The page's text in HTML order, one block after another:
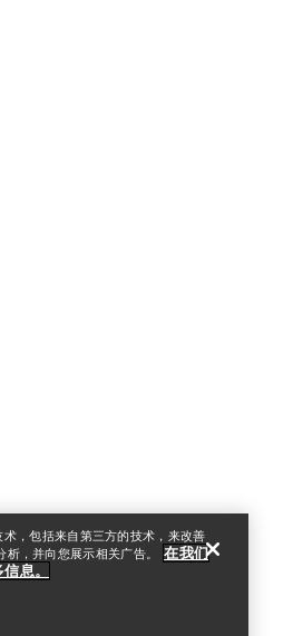
，包括来自第三方的技术，来改善
，并向您展示相关广告。
在我们
息。